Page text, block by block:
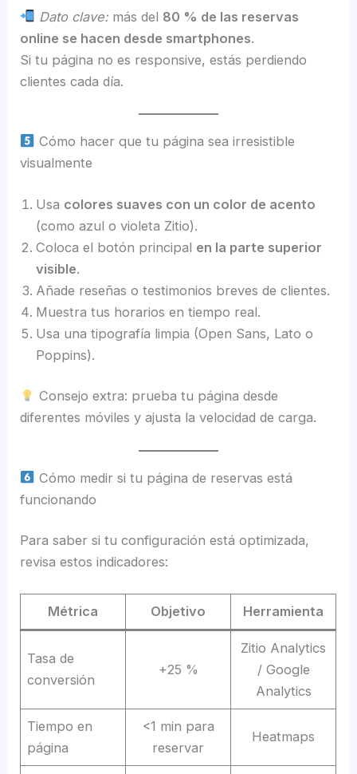
Dato clave:más del 80 % de las reservas
online se hacen desde smartphones.
Si tu página no es responsive, estás perdiendo
clientes cada día.
Cómo hacer que tu página sea irresistible
visualmente
Usa colores suaves con un color de acento
(como azul o violeta Zitio).
Coloca el botón principal en la parte superior
visible.
Añade reseñas o testimonios breves de clientes.
Muestra tus horarios en tiempo real.
Usa una tipografía limpia (Open Sans, Lato o
Poppins).
Consejo extra: prueba tu página desde
diferentes móviles y ajusta la velocidad de carga.
Cómo medir si tu página de reservas está
funcionando
Para saber si tu configuración está optimizada,
revisa estos indicadores:
Métrica Objetivo Herramienta
Tasa de
conversión
+25 %
Zitio Analytics
/ Google
Analytics
Tiempo en
página
<1 min para
reservar
Heatmaps